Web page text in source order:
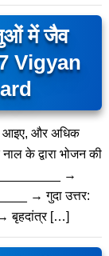
में जैव
Vigyan
आइए, और अधिक
के द्वारा भोजन की
→
→ गुदा उत्तर:
बृहदांत्र […]